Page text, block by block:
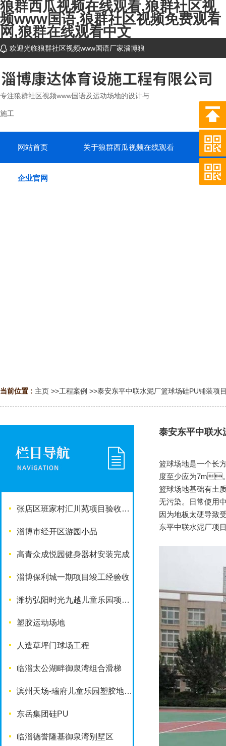
狼群西瓜视频在线观看,狼群社区视
频www国语,狼群社区视频免费观看
网,狼群在线观看中文
欢迎光临狼群社区视频www国语厂家淄博狼
专注狼群社区视频www国语及运动场地的设计与
施工
网站首页 关于狼群西瓜视频在线观看 产
企业官网
当前位置 : 主页 >>工程案例 >>泰安东平中联水泥厂篮球场硅PU铺装项
张店区班家村汇川苑项目验收完成
淄博市经开区游园小品
高青众成悦园健身器材安装完成
淄博保利城一期项目竣工经验收
潍坊弘阳时光九越儿童乐园项目竣工啦
塑胶运动场地
人造草坪门球场工程
临淄太公湖畔御泉湾组合滑梯
滨州天场-瑞府儿童乐园塑胶地面改造工程
东岳集团硅PU
临淄德誉隆基御泉湾别墅区
泰安东平中联水
篮球场地是一个长
度至少应为7m。
篮球场地基础有土质
无污染。日常使
因为地板太硬导致受
东平中联水泥厂项目